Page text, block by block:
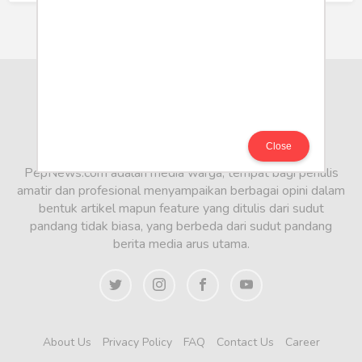
Close
PepNews.com adalah media warga, tempat bagi penulis
amatir dan profesional menyampaikan berbagai opini dalam
bentuk artikel mapun feature yang ditulis dari sudut
pandang tidak biasa, yang berbeda dari sudut pandang
berita media arus utama.
About Us Privacy Policy FAQ Contact Us
Career